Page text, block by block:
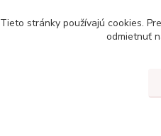
Tieto stránky používajú cookies.
odmietnuť